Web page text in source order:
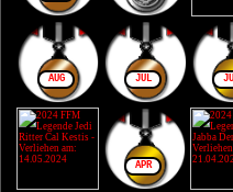
AUG JUL
APR